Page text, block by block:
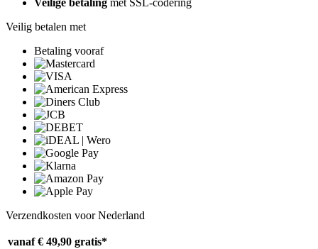
Veilige betaling met SSL-codering
Veilig betalen met
Betaling vooraf
Verzendkosten voor Nederland
vanaf € 49,90 gratis*